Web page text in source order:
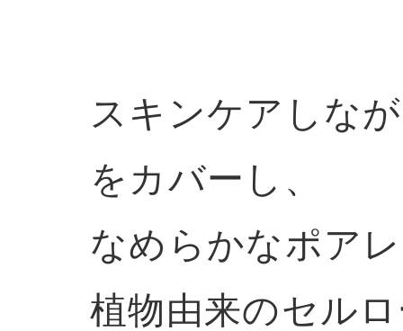
スキンケアしな
をカバーし、
なめらかなポア
植物由来のセル